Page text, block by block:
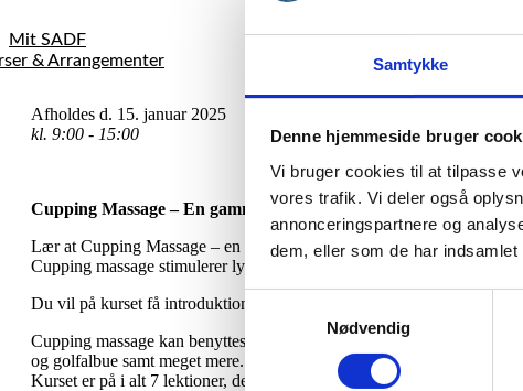
Samtykke
Denne hjemmeside bruger
Vi bruger cookies til at tilpasse
vores trafik. Vi deler også
annonceringspartnere og
dem, eller som de har
Samtykkevalg
Nødvendig
Mit SADF
& Arrangementer
Afholdes d. 15. januar 2025
kl. 9:00 - 15:00
Cupping Massage – En gammel massageform, hvor man gør
Lær at Cupping Massage – en gammel massageform, hvor glaskopper
Cupping massage stimulerer lymfe, blodkredsløb og nervesystem. Det
Du vil på kurset få introduktion til forskellige metoder, og der vil være
Cupping massage kan benyttes ved smerter, lavt immunforsvar,
og golfalbue samt meget mere.
Kurset er på i alt 7 lektioner, der kan tælles med i ansøgningen om